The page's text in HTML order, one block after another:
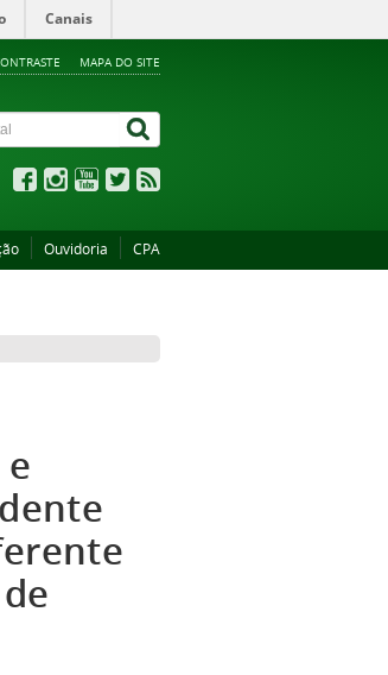
Canais
MAPA DO SITE
Ouvidoria CPA